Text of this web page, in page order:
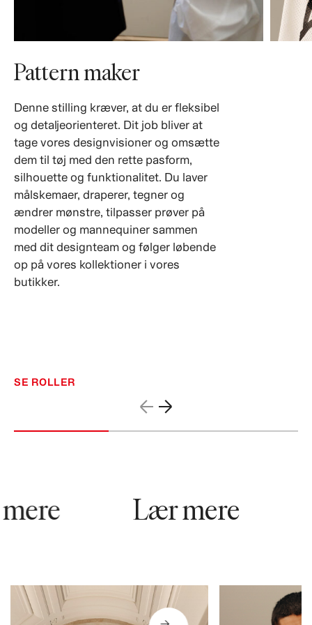
Pattern maker
Denne stilling kræver, at du er fleksibel
og detaljeorienteret. Dit job bliver at
tage vores designvisioner og omsætte
dem til tøj med den rette pasform,
silhouette og funktionalitet. Du laver
målskemaer, draperer, tegner og
ændrer mønstre, tilpasser prøver på
modeller og mannequiner sammen
med dit designteam og følger løbende
op på vores kollektioner i vores
butikker.
SE ROLLER
Lær mere
57121